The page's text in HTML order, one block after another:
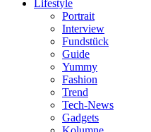
Lifestyle
Portrait
Interview
Fundstück
Guide
Yummy
Fashion
Trend
Tech-News
Gadgets